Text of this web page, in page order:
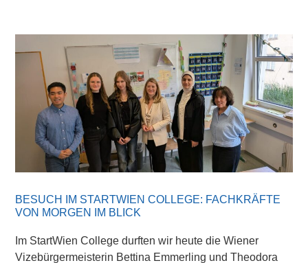
BESUCH IM STARTWIEN COLLEGE: FACHKRÄFTE
VON MORGEN IM BLICK
Im StartWien College durften wir heute die Wiener
Vizebürgermeisterin Bettina Emmerling und Theodora